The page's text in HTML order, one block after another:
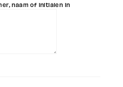
naam of initialen in